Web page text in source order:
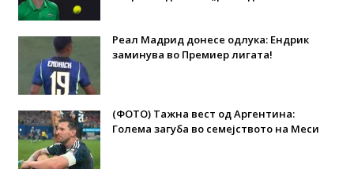
Реал Мадрид донесе одлука: Eндрик
заминува во Премиер лигата!
(ФОТО) Тажна вест од Аргентина:
Голема загуба во семејството на Меси